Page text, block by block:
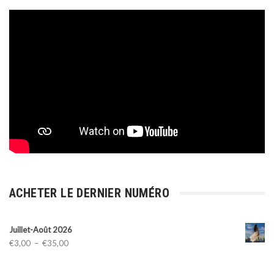
ACHETER LE DERNIER NUMÉRO
Juillet-Août 2026
€3,00 – €35,00Plage